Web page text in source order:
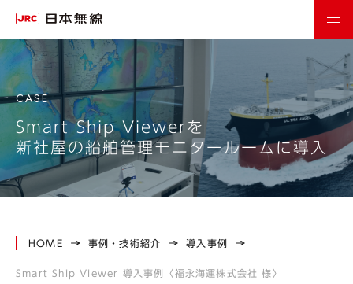
Smart Ship Viewerを
新社屋の船舶管理モニタールームに導入
HOME 事例・技術紹介 導入事例
Smart Ship Viewer 導入事例〈福永海運株式会社 様〉